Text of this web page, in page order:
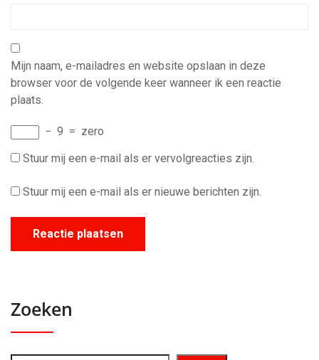
Mijn naam, e-mailadres en website opslaan in deze
browser voor de volgende keer wanneer ik een reactie
plaats.
− 9 = zero
Stuur mij een e-mail als er vervolgreacties zijn.
Stuur mij een e-mail als er nieuwe berichten zijn.
Zoeken